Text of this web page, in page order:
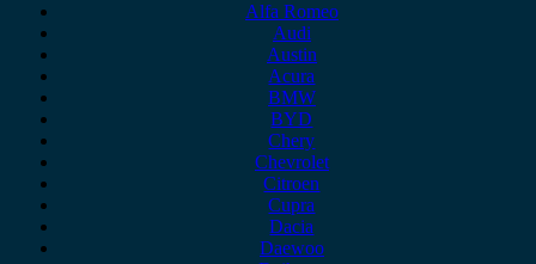
Alfa Romeo
Audi
Austin
Acura
BMW
BYD
Chery
Chevrolet
Citroen
Cupra
Dacia
Daewoo